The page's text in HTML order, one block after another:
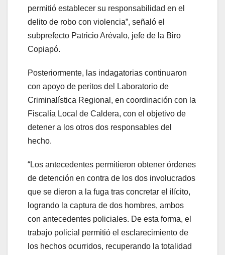
permitió establecer su responsabilidad en el
delito de robo con violencia”, señaló el
subprefecto Patricio Arévalo, jefe de la Biro
Copiapó.
Posteriormente, las indagatorias continuaron
con apoyo de peritos del Laboratorio de
Criminalística Regional, en coordinación con la
Fiscalía Local de Caldera, con el objetivo de
detener a los otros dos responsables del
hecho.
“Los antecedentes permitieron obtener órdenes
de detención en contra de los dos involucrados
que se dieron a la fuga tras concretar el ilícito,
logrando la captura de dos hombres, ambos
con antecedentes policiales. De esta forma, el
trabajo policial permitió el esclarecimiento de
los hechos ocurridos, recuperando la totalidad